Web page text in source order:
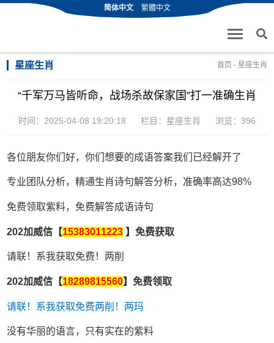
简体中文 繁體中文
星座生肖 首页 - 星座生肖
“千军万马皆听命，战场杀故保家国”打一准确生肖
时间：2025-04-08 19:20:18 栏目： 星座生肖 浏览：396
各位朋友你们好，你们想要的成语答案我们已经解开了
专业团队分析，精通生肖诗句解答分析，准确率高达98%
免费领取紫料，免费解答成语诗句
202加威信【15383011223 】免费获取
请联！系我获取免费！两削
202加威信【18289815560】免费领取
请联！系我获取免费两削！两玛
没有华丽的语言，只有实在的紫料